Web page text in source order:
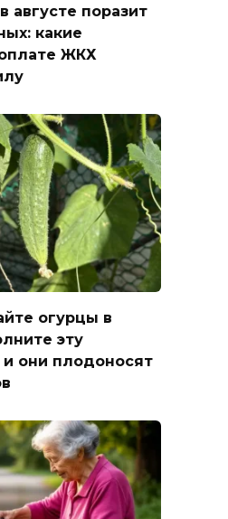
августе поразит
какие
ЖКХ
огурцы в
эту
они плодоносят